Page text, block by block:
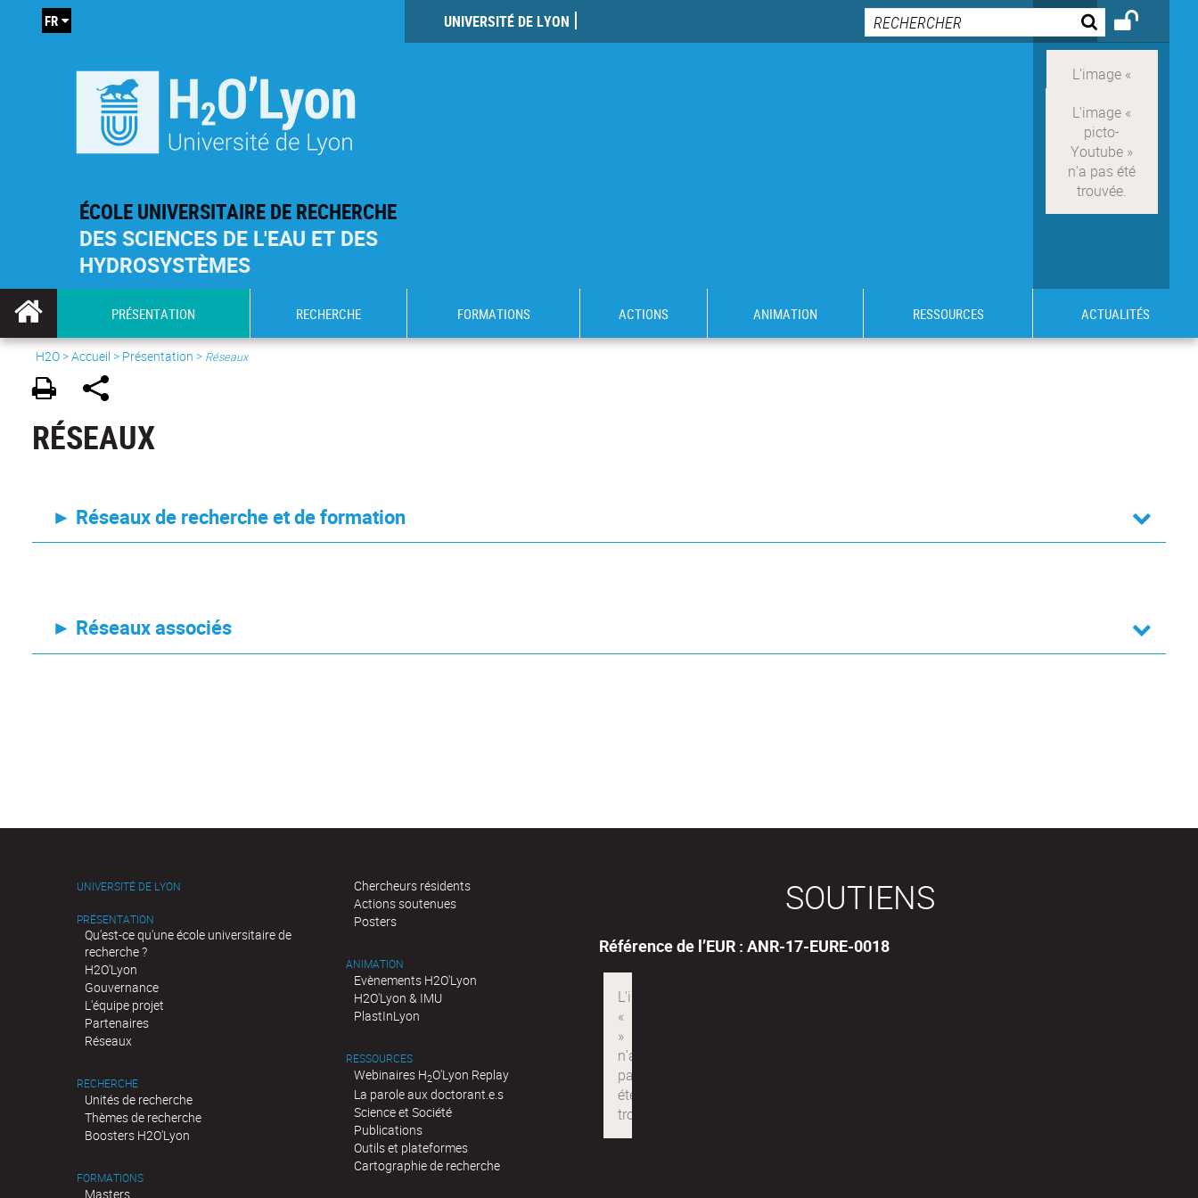
ÉCOLE UNIVERSITAIRE DE RECHERCHE
DES SCIENCES DE L'EAU ET DES
HYDROSYSTÈMES
UNIVERSITÉ DE LYON
FR
PRÉSENTATION RECHERCHE FORMATIONS ACTIONS ANIMATION RESSOURCES ACTUALITÉS
H2O>Accueil > Présentation > Réseaux
RÉSEAUX
► Réseaux de recherche et de formation
► Réseaux associés
UNIVERSITÉ DE LYON
PRÉSENTATION
Qu'est-ce qu'une école universitaire de
recherche ?
H2O'Lyon
Gouvernance
L'équipe projet
Partenaires
Réseaux
RECHERCHE
Unités de recherche
Thèmes de recherche
Boosters H2O'Lyon
FORMATIONS
Masters
Chercheurs résidents
Actions soutenues
Posters
ANIMATION
Evènements H2O'Lyon
H2O'Lyon & IMU
PlastInLyon
RESSOURCES
Webinaires H2O'Lyon Replay
La parole aux doctorant.e.s
Science et Société
Publications
Outils et plateformes
Cartographie de recherche
SOUTIENS
Référence de l’EUR : ANR-17-EURE-0018